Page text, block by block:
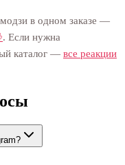
в одном заказе —
. Если нужна
каталог — все реакции